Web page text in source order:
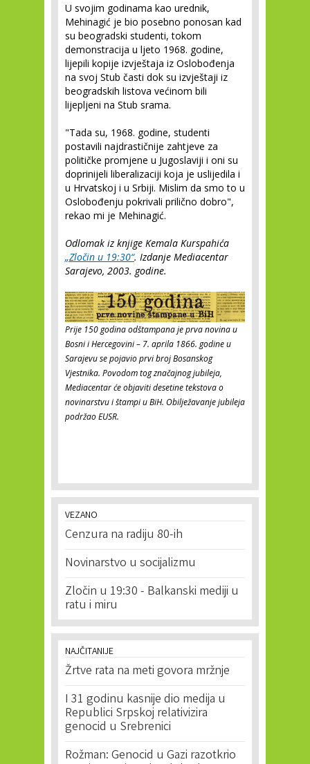
U svojim godinama kao urednik,
Mehinagić je bio posebno ponosan kad
su beogradski studenti, tokom
demonstracija u ljeto 1968. godine,
lijepili kopije izvještaja iz Oslobođenja
na svoj Stub časti dok su izvještaji iz
beogradskih listova većinom bili
lijepljeni na Stub srama.
"Tada su, 1968. godine, studenti
postavili najdrastičnije zahtjeve za
političke promjene u Jugoslaviji i oni su
doprinijeli liberalizaciji koja je uslijedila i
u Hrvatskoj i u Srbiji. Mislim da smo to u
Oslobođenju pokrivali prilično dobro",
rekao mi je Mehinagić.
Odlomak iz knjige Kemala Kurspahića
„Zločin u 19:30“. Izdanje Mediacentar
Sarajevo, 2003. godine.
Prije 150 godina odštampana je prva novina u
Bosni i Hercegovini – 7. aprila 1866. godine u
Sarajevu se pojavio prvi broj Bosanskog
Vjestnika. Povodom tog značajnog jubileja,
Mediacentar će objaviti desetine tekstova o
novinarstvu i štampi u BiH. Obilježavanje jubileja
podržao EUSR.
VEZANO
Cenzura na radiju 80-ih
Novinarstvo u socijalizmu
Zločin u 19:30 - Balkanski mediji u
ratu i miru
NAJČITANIJE
Žrtve rata na meti govora mržnje
I 31 godinu kasnije dio medija u
Republici Srpskoj relativizira
genocid u Srebrenici
Rožman: Genocid u Gazi razotkrio